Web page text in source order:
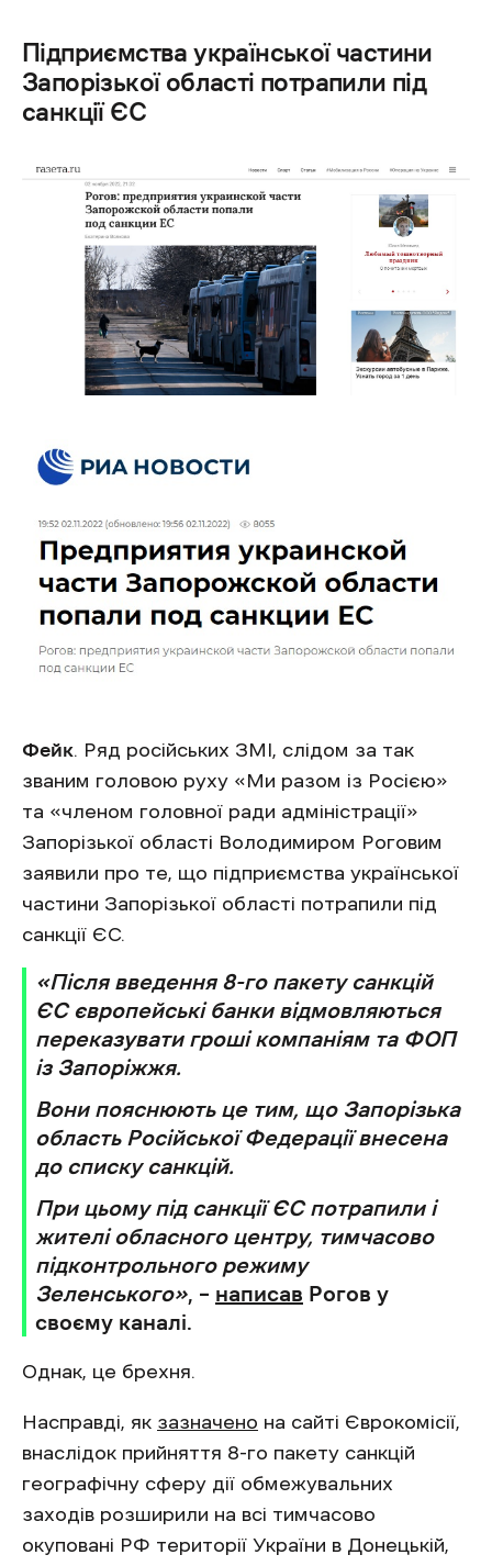
Підприємства української частини
Запорізької області потрапили під
санкції ЄС
Фейк. Ряд російських ЗМІ, слідом за так
званим головою руху «Ми разом із Росією»
та «членом головної ради адміністрації»
Запорізької області Володимиром Роговим
заявили про те, що підприємства української
частини Запорізької області потрапили під
санкції ЄС.
«Після введення 8-го пакету санкцій
ЄС європейські банки відмовляються
переказувати гроші компаніям та ФОП
із Запоріжжя.
Вони пояснюють це тим, що Запорізька
область Російської Федерації внесена
до списку санкцій.
При цьому під санкції ЄС потрапили і
жителі обласного центру, тимчасово
підконтрольного режиму
Зеленського», – написав Рогов у
своєму каналі.
Однак, це брехня.
Насправді, як зазначено на сайті Єврокомісії,
внаслідок прийняття 8-го пакету санкцій
географічну сферу дії обмежувальних
заходів розширили на всі тимчасово
окуповані РФ території України в Донецькій,